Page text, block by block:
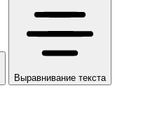
Выравнивание текста